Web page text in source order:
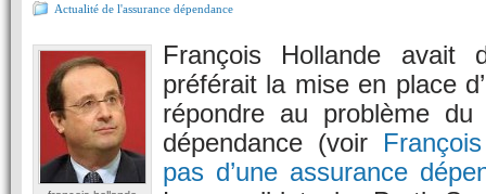
Actualité de l'assurance dépendance
François Hollande avait
préférait la mise en place
répondre au problème
dépendance (voir
pas d’une assurance